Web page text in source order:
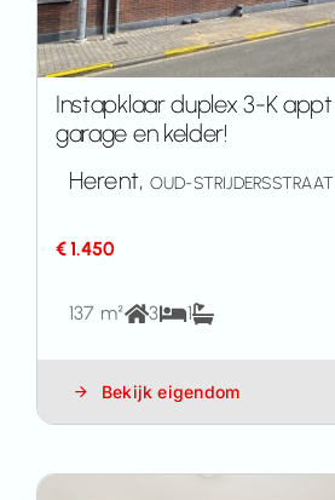
Instapklaar duplex 3-K
garage en kelder!
Herent, OUD-STRIJDERSSTRAAT
€ 1.450
137 m² 3 1
Bekijk eigendom